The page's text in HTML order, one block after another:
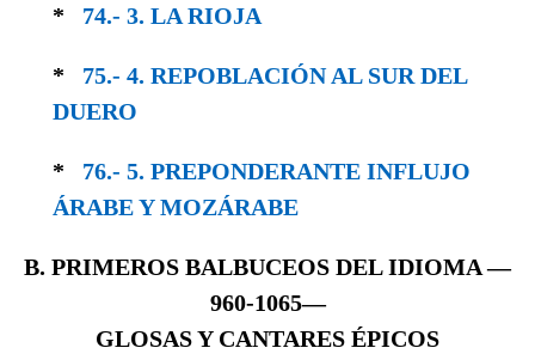
* 74.- 3. LA RIOJA
* 75.- 4. REPOBLACIÓN AL SUR DEL
DUERO
* 76.- 5. PREPONDERANTE INFLUJO
ÁRABE Y MOZÁRABE
B. PRIMEROS BALBUCEOS DEL IDIOMA—
960-1065—
GLOSAS Y CANTARES ÉPICOS